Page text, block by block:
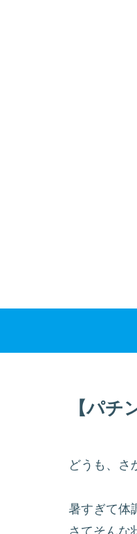
【パチ
どうも、さ
暑すぎて体